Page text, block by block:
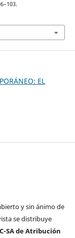
EL
y sin ánimo de
se distribuye
SA de Atribución